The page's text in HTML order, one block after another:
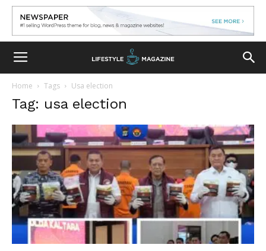
Home Tags Usa election
Tag: usa election